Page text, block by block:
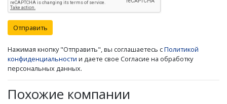
Отправить
Нажимая кнопку "Отправить", вы соглашаетесь сПолитикой
конфиденциальности и даете свое Согласие на обработку
персональных данных.
Похожие компании